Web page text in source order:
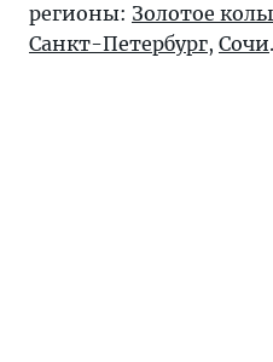
регионы: Золотое
Санкт-Петербург, Сочи.